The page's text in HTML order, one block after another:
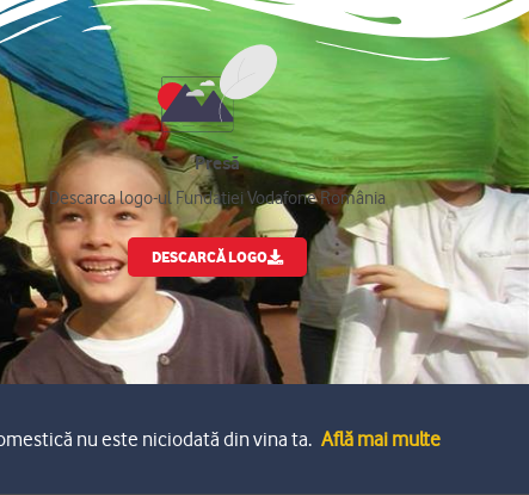
Presă
Descarca logo-ul Fundatiei Vodafone România
DESCARCĂ LOGO
nu este niciodată din vina ta. Află mai multe